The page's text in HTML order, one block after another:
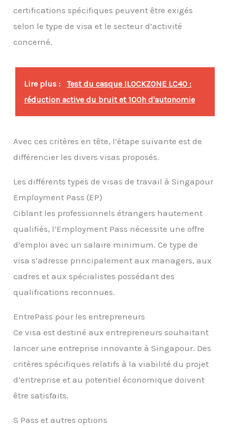
certifications spécifiques peuvent être exigés
selon le type de visa et le secteur d’activité
concerné.
Lire plus :
Test du casque ILOCKZONE LC40 :
réduction active du bruit et 100h d'autonomie
Avec ces critères en tête, l’étape suivante est de
différencier les divers visas proposés.
Les différents types de visas de travail à Singapour
Employment Pass (EP)
Ciblant les professionnels étrangers hautement
qualifiés, l’Employment Pass nécessite une offre
d’emploi avec un salaire minimum. Ce type de
visa s’adresse principalement aux managers, aux
cadres et aux spécialistes possédant des
qualifications reconnues.
EntrePass pour les entrepreneurs
Ce visa est destiné aux entrepreneurs souhaitant
lancer une entreprise innovante à Singapour. Des
critères spécifiques relatifs à la viabilité du projet
d’entreprise et au potentiel économique doivent
être satisfaits.
S Pass et autres options